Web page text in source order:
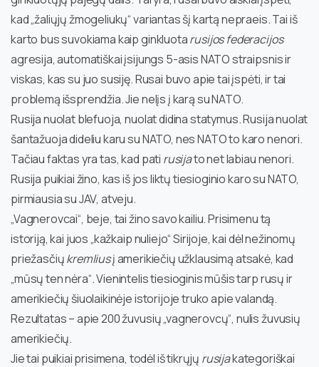
kad „žaliųjų žmogeliukų“ variantas šį kartą nepraeis. Tai iš
karto bus suvokiama kaip ginkluotarusijos federacijos
agresija, automatiškai įsijungs 5-asis NATO straipsnis ir
viskas, kas su juo susiję. Rusai buvo apie tai įspėti, ir tai
problemą išsprendžia. Jie nelįs į karą su NATO.
Rusija nuolat blefuoja, nuolat didina statymus. Rusija nuolat
šantažuoja dideliu karu su NATO, nes NATO to karo nenori.
Tačiau faktas yra tas, kad pati rusijato net labiau nenori.
Rusija puikiai žino, kas iš jos liktų tiesioginio karo su NATO,
pirmiausia su JAV, atveju.
„Vagnerovcai“, beje, tai žino savo kailiu. Prisimenu tą
istoriją, kai juos „kažkaip nuliejo“ Sirijoje, kai dėl nežinomų
priežasčiųkremliusį amerikiečių užklausimą atsakė, kad
„mūsų ten nėra“. Vienintelis tiesioginis mūšis tarp rusų ir
amerikiečių šiuolaikinėje istorijoje truko apie valandą.
Rezultatas – apie 200 žuvusių „vagnerovcų“, nulis žuvusių
amerikiečių.
Jie tai puikiai prisimena, todėl iš tikrųjų rusijakategoriškai